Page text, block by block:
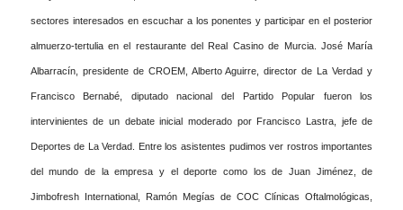
sectores interesados en escuchar a los ponentes y participar en el posterior
almuerzo-tertulia en el restaurante del Real Casino de Murcia. José María
Albarracín, presidente de CROEM, Alberto Aguirre, director de La Verdad y
Francisco Bernabé, diputado nacional del Partido Popular fueron los
intervinientes de un debate inicial moderado por Francisco Lastra, jefe de
Deportes de La Verdad. Entre los asistentes pudimos ver rostros importantes
del mundo de la empresa y el deporte como los de Juan Jiménez, de
Jimbofresh International, Ramón Megías de COC Clínicas Oftalmológicas,